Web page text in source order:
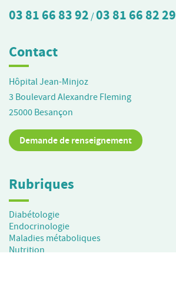
03 81 66 83 92 /03 81 66 82 29
Contact
Hôpital Jean-Minjoz
3 Boulevard Alexandre Fleming
25000 Besançon
Demande de renseignement
Rubriques
Diabétologie
Endocrinologie
Maladies métaboliques
Nutrition